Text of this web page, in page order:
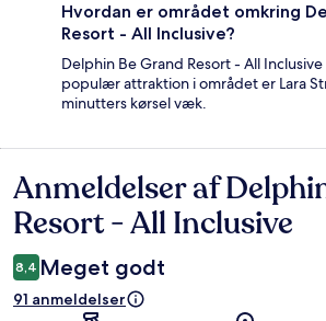
Hvordan er området omkring
Resort - All Inclusive?
Delphin Be Grand Resort - All
populær attraktion i området er Lara
minutters kørsel væk.
Anmeldelser
Anmeldelser af
Resort - All Inclusive
8,4 Meget godt
91 anmeldelser